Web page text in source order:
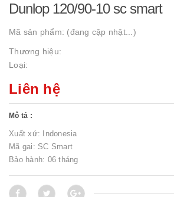
Dunlop 120/90-10 sc smart
Mã sản phẩm: (đang cập nhật...)
Thương hiệu:
Loại:
Liên hệ
Mô tả :
Xuất xứ: Indonesia
Mã gai: SC Smart
Bảo hành: 06 tháng